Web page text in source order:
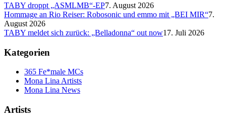
TABY droppt „ASMLMB“-EP7. August 2026
Hommage an Rio Reiser: Robosonic und emmo mit „BEI MIR“7.
August 2026
TABY meldet sich zurück: „Belladonna“ out now17. Juli 2026
Kategorien
365 Fe*male MCs
Mona Lina Artists
Mona Lina News
Artists